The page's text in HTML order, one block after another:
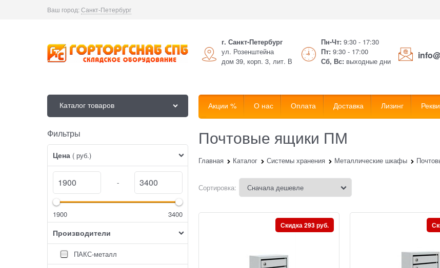
Ваш город:Санкт-Петербург
г. Санкт-Петербург
ул. Розенштейна
дом 39, корп. 3, лит. В
Пн-Чт: 9:30 - 17:30
Пт: 9:30 - 17:00
Сб, Вс: выходные дни
Каталог товаров Акции % О нас Оплата Доставка Лизинг
Фильтры
Цена ( руб.)
-
1900 3400
Производители
ПАКС-металл
Найдено товаров: Почтовые ящики ПМ
Главная Каталог Системы хранения Металлические шкафы
Сортировка:
Скидка 293 руб.